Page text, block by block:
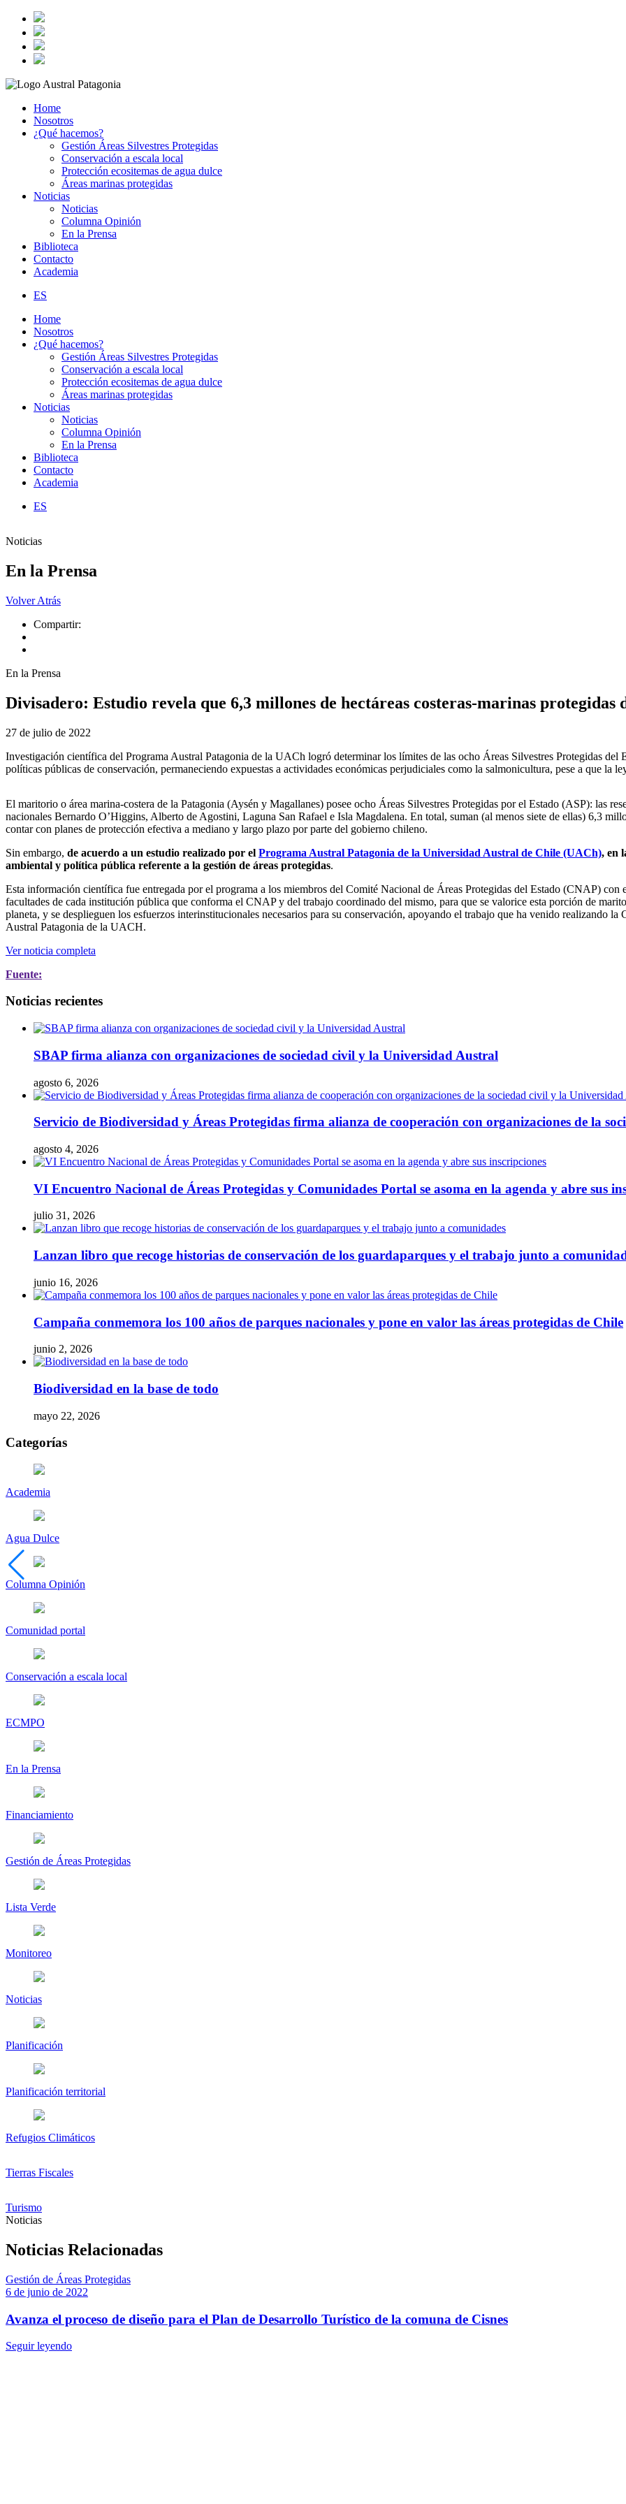
Home
Nosotros
¿Qué hacemos?
Gestión Áreas Silvestres Protegidas
Conservación a escala local
Protección ecositemas de agua dulce
Áreas marinas protegidas
Noticias
Noticias
Columna Opinión
En la Prensa
Biblioteca
Contacto
Academia
ES
Home
Nosotros
¿Qué hacemos?
Gestión Áreas Silvestres Protegidas
Conservación a escala local
Protección ecositemas de agua dulce
Áreas marinas protegidas
Noticias
Noticias
Columna Opinión
En la Prensa
Biblioteca
Contacto
Academia
ES
Noticias
En la Prensa
Volver Atrás
Compartir:
En la Prensa
Divisadero: Estudio revela que 6,3 millones de hectáreas costeras-marinas protegidas
27 de julio de 2022
Investigación científica del Programa Austral Patagonia de la UACh logró determinar los límites de las ocho Áreas Silvestres Protegidas del
políticas públicas de conservación, permaneciendo expuestas a actividades económicas perjudiciales como la salmonicultura, pese a que la
El maritorio o área marina-costera de la Patagonia (Aysén y Magallanes) posee ocho Áreas Silvestres Protegidas por el Estado (ASP): las
nacionales Bernardo O’Higgins, Alberto de Agostini, Laguna San Rafael e Isla Magdalena. En total, suman (al menos siete de ellas) 6,3
contar con planes de protección efectiva a mediano y largo plazo por parte del gobierno chileno.
Sin embargo, de acuerdo a un estudio realizado por el Programa Austral Patagonia de la Universidad Austral de Chile (UACh), en
ambiental y política pública referente a la gestión de áreas protegidas.
Esta información científica fue entregada por el programa a los miembros del Comité Nacional de Áreas Protegidas del Estado (CNAP) con
facultades de cada institución pública que conforma el CNAP y del trabajo coordinado del mismo, para que se valorice esta porción de
planeta, y se desplieguen los esfuerzos interinstitucionales necesarios para su conservación, apoyando el trabajo que ha venido realizando
Austral Patagonia de la UACH.
Ver noticia completa
Fuente:
Noticias recientes
SBAP firma alianza con organizaciones de sociedad civil y la Universidad Austral
agosto 6, 2026
Servicio de Biodiversidad y Áreas Protegidas firma alianza de cooperación con organizaciones de la
agosto 4, 2026
VI Encuentro Nacional de Áreas Protegidas y Comunidades Portal se asoma en la agenda y abre sus
julio 31, 2026
Lanzan libro que recoge historias de conservación de los guardaparques y el trabajo junto a
junio 16, 2026
Campaña conmemora los 100 años de parques nacionales y pone en valor las áreas protegidas de Chile
junio 2, 2026
Biodiversidad en la base de todo
mayo 22, 2026
Categorías
Academia
Agua Dulce
Columna Opinión
Comunidad portal
Conservación a escala local
ECMPO
En la Prensa
Financiamiento
Gestión de Áreas Protegidas
Lista Verde
Monitoreo
Noticias
Planificación
Planificación territorial
Refugios Climáticos
Tierras Fiscales
Turismo
Noticias
Noticias Relacionadas
Gestión de Áreas Protegidas
6 de junio de 2022
Avanza el proceso de diseño para el Plan de Desarrollo Turístico de la comuna de Cisnes
Seguir leyendo